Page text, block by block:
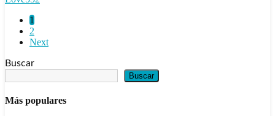
1
2
Next
Buscar
Buscar
Más populares